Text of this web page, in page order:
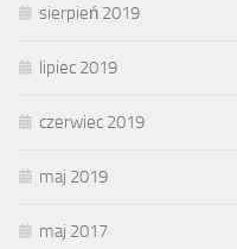
sierpień 2019
lipiec 2019
czerwiec 2019
maj 2019
maj 2017